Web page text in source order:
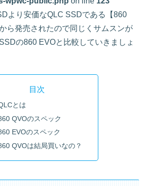
より安価なQLC SSDである【860
ら発売されたので同じくサムスンが
の860 EVOと比較していきましょ
目次
とは
QVOのスペック
EVOのスペック
QVOは結局買いなの？